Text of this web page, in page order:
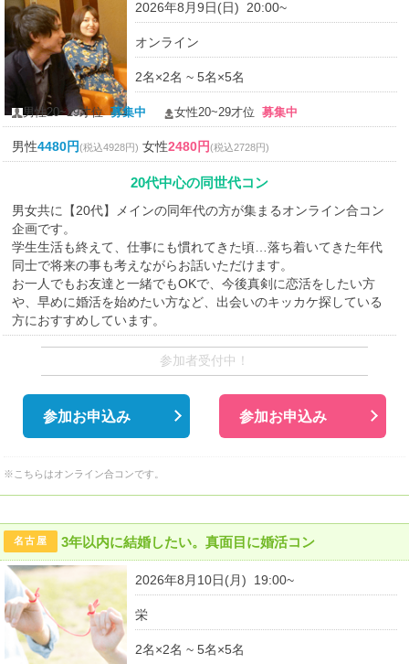
2026年8月9日(日) 20:00~
オンライン
2名×2名 ~ 5名×5名
男性20~29才位募集中 女性20~29才位 募集中
男性4480円(税込4928円) 女性2480円(税込2728円)
20代中心の同世代コン
男女共に【20代】メインの同年代の方が集まるオンライン合コン
企画です。
学生生活も終えて、仕事にも慣れてきた頃…落ち着いてきた年代
同士で将来の事も考えながらお話いただけます。
お一人でもお友達と一緒でもOKで、今後真剣に恋活をしたい方
や、早めに婚活を始めたい方など、出会いのキッカケ探している
方におすすめしています。
参加者受付中！
参加お申込み 参加お申込み
※こちらはオンライン合コンです。
名古屋 3年以内に結婚したい。真面目に婚活コン
2026年8月10日(月) 19:00~
栄
2名×2名 ~ 5名×5名